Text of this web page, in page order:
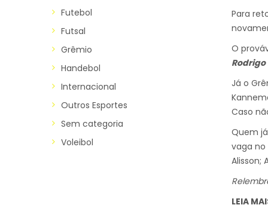
Futebol
Futsal
Grêmio
Handebol
Internacional
Outros Esportes
Sem categoria
Voleibol
Para
O
Já o
Caso
Quem
vaga no
Alisson;
LEIA